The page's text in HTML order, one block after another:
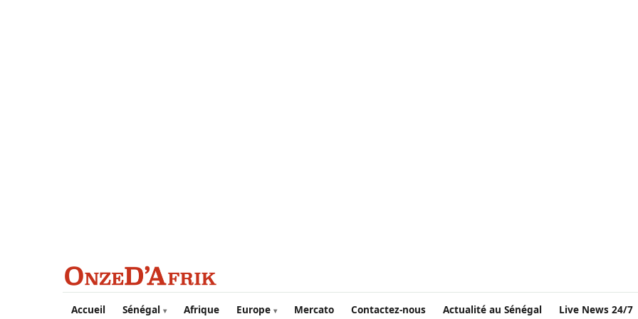
Aller au contenu principal
Accueil Sénégal Afrique Europe Mercato Contactez-nous Actualité au Sénégal Live News 24/7